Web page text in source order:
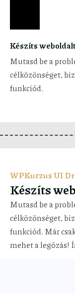
Készíts
Mutasd be a
célközönséget,
funkciód.
WPKurzus UI
Készíts
Mutasd be a
célközönséget,
funkciód. Már
mehet a legózás!